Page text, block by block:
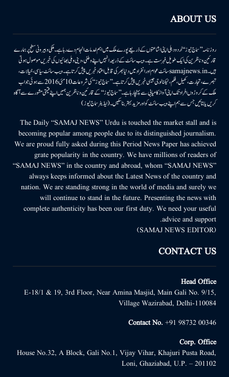
ABOUT US
روزنامہ ’’سماج نیوز‘‘ اُردو دہلی اپنی اشاعتوں کے ذریعے پورے ملک میں اہم خدمات انجام دے رہا ہے۔ ملکی وبیرونی سطح پر ہمارے
قارئین وناظرین کی ایک طویل فہرست ہے۔ ویب سائٹ کے ذریعہ انہیں اپنے وطنی، دینی وملی بھائیوں کی خبریں موصول ہوتی
ہیں۔samajnews.inسائٹ عوام اور انفراد میں دنیا بھر کی قابل اعتماد خبریں پیش کرتا ہے۔ ویب سائٹ سیاسی، خیالات،
تبصرے، تجارت، کھیل، فلم، ٹیکنالوجی جیسی خبریں پیش کرتا ہے۔ ’’سماج نیوز‘‘ کی شروعات 10مئی 2016 سے ہوئی جو اب
ملک کے کروڑوں افراد تک اپنی آواز کامیابی سے پہنچا رہا ہے۔ ’’سماج نیوز‘‘ کے قارئین وناظرین ہمیں اپنے قیمتی مشورے سے آگاہ
کریں یا بتائیں جس سے ہم اپنے ویب سائٹ کو اور مزید بہتر بناسکیں۔ (ایڈیٹر سماج نیوز)
The Daily “SAMAJ NEWS” Urdu is touched the market stall and is
becoming popular among people due to its distinguished journalism.
We are proud fully asked during this Period News Paper has achieved
grate popularity in the country. We have millions of readers of
“SAMAJ NEWS” in the country and abroad, whom “SAMAJ NEWS”
always keeps informed about the Latest News of the country and
nation. We are standing strong in the world of media and surely we
will continue to stand in the future. Presenting the news with
complete authenticity has been our first duty. We need your useful
advice and support.
(SAMAJ NEWS EDITOR)
CONTACT US
Head Office
E-18/1 & 19, 3rd Floor, Near Amina Masjid, Main Gali No. 9/15,
Village Wazirabad, Delhi-110084
Contact No. +91 98732 00346
Corp. Office
House No.32, A Block, Gali No.1, Vijay Vihar, Khajuri Pusta Road,
Loni, Ghaziabad, U.P. – 201102